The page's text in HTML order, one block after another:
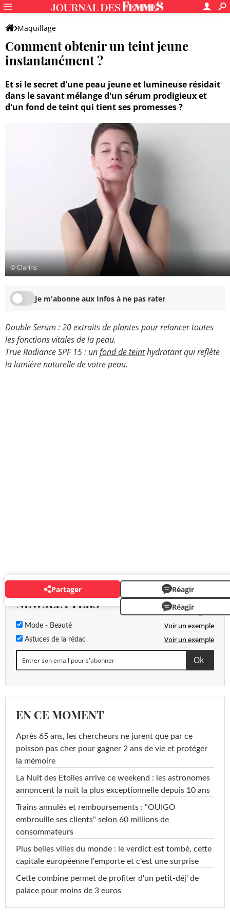
Maquillage
Comment obtenir un teint jeune
instantanément ?
Et si le secret d'une peau jeune et lumineuse résidait
dans le savant mélange d'un sérum prodigieux et
d'un fond de teint qui tient ses promesses ?
© Clarins
Je m'abonne aux Infos à ne pas rater
Double Serum : 20 extraits de plantes pour relancer toutes
les fonctions vitales de la peau.
True Radiance SPF 15 : unfond de teinthydratant qui reflète
la lumière naturelle de votre peau.
Partager
Réagir
Réagir
NEWSLETTERS
Mode - Beauté Voir un exemple
Astuces de la rédac Voir un exemple
EN CE MOMENT
Après 65 ans, les chercheurs ne jurent que par ce
poisson pas cher pour gagner 2 ans de vie et protéger
la mémoire
La Nuit des Etoiles arrive ce weekend : les astronomes
annoncent la nuit la plus exceptionnelle depuis 10 ans
Trains annulés et remboursements : "OUIGO
embrouille ses clients" selon 60 millions de
consommateurs
Plus belles villes du monde : le verdict est tombé, cette
capitale européenne l'emporte et c'est une surprise
Cette combine permet de profiter d'un petit-déj' de
palace pour moins de 3 euros